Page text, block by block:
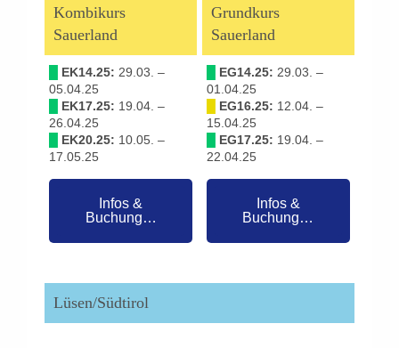
Kombikurs
Sauerland
EK14.25: 29.03. –
05.04.25
EK17.25: 19.04. –
26.04.25
EK20.25: 10.05. –
17.05.25
Infos &
Buchung…
Grundkurs
Sauerland
EG14.25: 29.03. –
01.04.25
EG16.25: 12.04. –
15.04.25
EG17.25: 19.04. –
22.04.25
Infos &
Buchung…
Lüsen/Südtirol